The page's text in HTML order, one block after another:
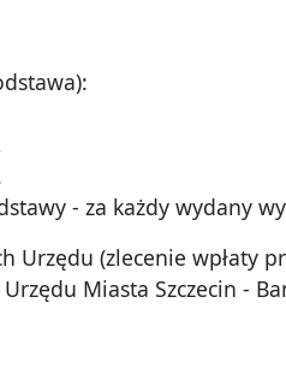
- za każdy wydany
Urzędu (zlecenie
Miasta Szczecin -